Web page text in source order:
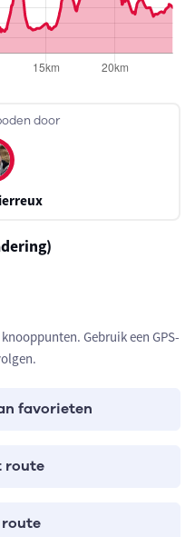
door
Gebruik een GPS-
favorieten
route
route